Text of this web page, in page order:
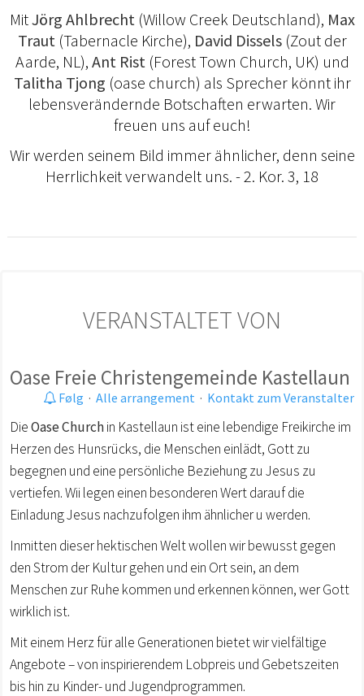
MitJörg Ahlbrecht (Willow Creek Deutschland), Max
Traut (Tabernacle Kirche), David Dissels(Zout der
Aarde, NL), Ant Rist (Forest Town Church, UK) und
Talitha Tjong (oase church) als Sprecher könnt ihr
lebensverändernde Botschaften erwarten. Wir
freuen uns auf euch!
Wir werden seinem Bild immer ähnlicher, denn seine
Herrlichkeit verwandelt uns. - 2. Kor. 3, 18
VERANSTALTET VON
Oase Freie Christengemeinde Kastellaun
Følg · Alle arrangement · Kontakt zum Veranstalter
DieOase Churchin Kastellaun ist eine lebendige Freikirche im
Herzen des Hunsrücks, die Menschen einlädt, Gott zu
begegnen und eine persönliche Beziehung zu Jesus zu
vertiefen. Wii legen einen besonderen Wert darauf die
Einladung Jesus nachzufolgen ihm ähnlicher u werden.
Inmitten dieser hektischen Welt wollen wir bewusst gegen
den Strom der Kultur gehen und ein Ort sein, an dem
Menschen zur Ruhe kommen und erkennen können, wer Gott
wirklich ist.
Mit einem Herz für alle Generationen bietet wir vielfältige
Angebote – von inspirierendem Lobpreis und Gebetszeiten
bis hin zu Kinder- und Jugendprogrammen.